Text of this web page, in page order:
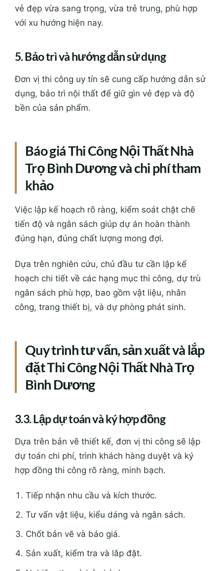
vẻ đẹp vừa sang trọng, vừa trẻ trung, phù hợp
với xu hướng hiện nay.
5. Bảo trì và hướng dẫn sử dụng
Đơn vị thi công uy tín sẽ cung cấp hướng dẫn sử
dụng, bảo trì nội thất để giữ gìn vẻ đẹp và độ
bền của sản phẩm.
Báo giá Thi Công Nội Thất Nhà
Trọ Bình Dương và chi phí tham
khảo
Việc lập kế hoạch rõ ràng, kiểm soát chặt chẽ
tiến độ và ngân sách giúp dự án hoàn thành
đúng hạn, đúng chất lượng mong đợi.
Dựa trên nghiên cứu, chủ đầu tư cần lập kế
hoạch chi tiết về các hạng mục thi công, dự trù
ngân sách phù hợp, bao gồm vật liệu, nhân
công, trang thiết bị, và dự phòng phát sinh.
Quy trình tư vấn, sản xuất và lắp
đặt Thi Công Nội Thất Nhà Trọ
Bình Dương
3.3. Lập dự toán và ký hợp đồng
Dựa trên bản vẽ thiết kế, đơn vị thi công sẽ lập
dự toán chi phí, trình khách hàng duyệt và ký
hợp đồng thi công rõ ràng, minh bạch.
Tiếp nhận nhu cầu và kích thước.
Tư vấn vật liệu, kiểu dáng và ngân sách.
Chốt bản vẽ và báo giá.
Sản xuất, kiểm tra và lắp đặt.